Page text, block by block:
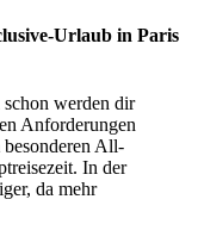
Urlaub in Paris
schon werden dir
Anforderungen
besonderen All-
In der
da mehr